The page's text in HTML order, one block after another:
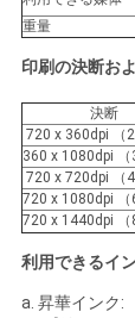
プ
ラ
イ
バ
シ
ー
重量
印刷の決断お
決断
720 x 360dpi （
360 x 1080dpi （
720 x 720dpi （
720 x 1080dpi （
720 x 1440dpi （
利用できるイ
a. 昇華インク: